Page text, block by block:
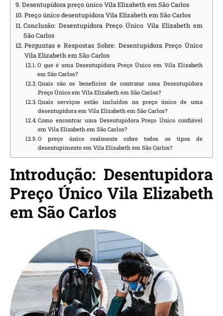
Desentupidora preço único Vila Elizabeth em São Carlos
Preço único desentupidora Vila Elizabeth em São Carlos
Conclusão: Desentupidora Preço Único Vila Elizabeth em
São Carlos
Perguntas e Respostas Sobre: Desentupidora Preço Único
Vila Elizabeth em São Carlos
O que é uma Desentupidora Preço Único em Vila Elizabeth
em São Carlos?
Quais são os benefícios de contratar uma Desentupidora
Preço Único em Vila Elizabeth em São Carlos?
Quais serviços estão incluídos no preço único de uma
desentupidora em Vila Elizabeth em São Carlos?
Como encontrar uma Desentupidora Preço Único confiável
em Vila Elizabeth em São Carlos?
O preço único realmente cobre todos os tipos de
desentupimento em Vila Elizabeth em São Carlos?
Introdução: Desentupidora
Preço Único Vila Elizabeth
em São Carlos